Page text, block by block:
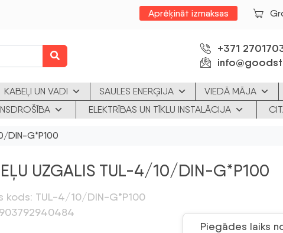
Aprēķināt izmaksas
+371
KABEĻI UN VADI SAULES ENERĢIJA VIEDĀ MĀJA
ELEKTRĪBAS UN TĪKLU INSTALĀCIJA
DIN-G*P100
UZGALIS TUL-4/10/DIN-G*P100
kods: TUL-4/10/DIN-G*P100
Piegādes laiks